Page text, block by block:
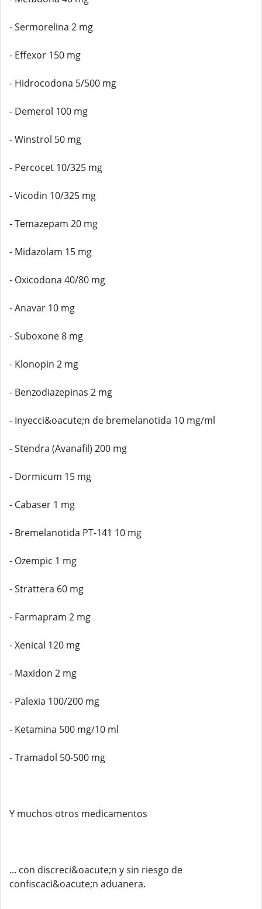
- Sermorelina 2 mg
- Effexor 150 mg
- Hidrocodona 5/500 mg
- Demerol 100 mg
- Winstrol 50 mg
- Percocet 10/325 mg
- Vicodin 10/325 mg
- Temazepam 20 mg
- Midazolam 15 mg
- Oxicodona 40/80 mg
- Anavar 10 mg
- Suboxone 8 mg
- Klonopin 2 mg
- Benzodiazepinas 2 mg
- Inyecci&oacute;n de bremelanotida 10 mg/ml
- Stendra (Avanafil) 200 mg
- Dormicum 15 mg
- Cabaser 1 mg
- Bremelanotida PT-141 10 mg
- Ozempic 1 mg
- Strattera 60 mg
- Farmapram 2 mg
- Xenical 120 mg
- Maxidon 2 mg
- Palexia 100/200 mg
- Ketamina 500 mg/10 ml
- Tramadol 50-500 mg
Y muchos otros medicamentos
... con discreci&oacute;n y sin riesgo de
confiscaci&oacute;n aduanera.